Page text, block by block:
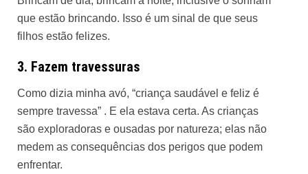
que estão brincando. Isso é um sinal de que seus
filhos estão felizes.
3. Fazem travessuras
Como dizia minha avó, “criança saudável e feliz é
sempre travessa” . E ela estava certa. As crianças
são exploradoras e ousadas por natureza; elas não
medem as consequências dos perigos que podem
enfrentar.